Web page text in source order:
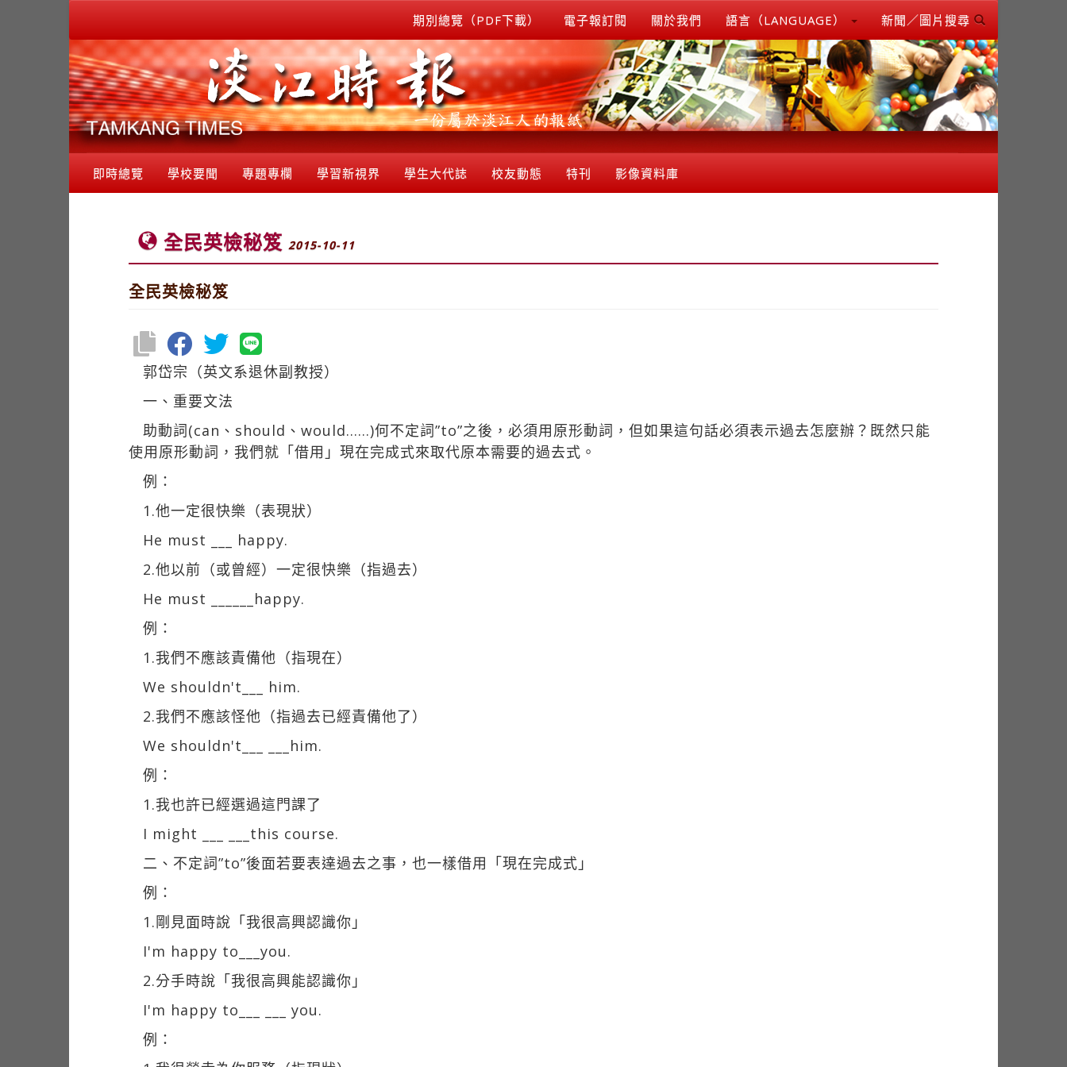
期別總覽（PDF下載） 電子報訂閱 關於我們 語言（LANGUAGE） 新聞／圖片搜尋
即時總覽 學校要聞 專題專欄 學習新視界 學生大代誌 校友動態 特刊 影像資料庫
全民英檢秘笈 2015-10-11
全民英檢秘笈
郭岱宗（英文系退休副教授）
一、重要文法
助動詞(can、should、would……)何不定詞”to”之後，必須用原形動詞，但如果這句話必須表示過去怎麼辦？既然只能
使用原形動詞，我們就「借用」現在完成式來取代原本需要的過去式。
例：
1.他一定很快樂（表現狀）
He must ___ happy.
2.他以前（或曾經）一定很快樂（指過去）
He must ______happy.
例：
1.我們不應該責備他（指現在）
We shouldn't___ him.
2.我們不應該怪他（指過去已經責備他了）
We shouldn't___ ___him.
例：
1.我也許已經選過這門課了
I might ___ ___this course.
二、不定詞”to”後面若要表達過去之事，也一樣借用「現在完成式」
例：
1.剛見面時說「我很高興認識你」
I'm happy to___you.
2.分手時說「我很高興能認識你」
I'm happy to___ ___ you.
例：